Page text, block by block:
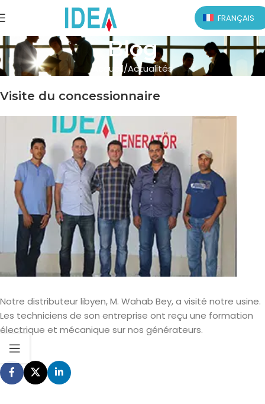
FRANÇAIS
Blog
Accueil Actualités
Visite du concessionnaire
Notre distributeur libyen, M. Wahab Bey, a visité notre usine.
Les techniciens de son entreprise ont reçu une formation
électrique et mécanique sur nos générateurs.